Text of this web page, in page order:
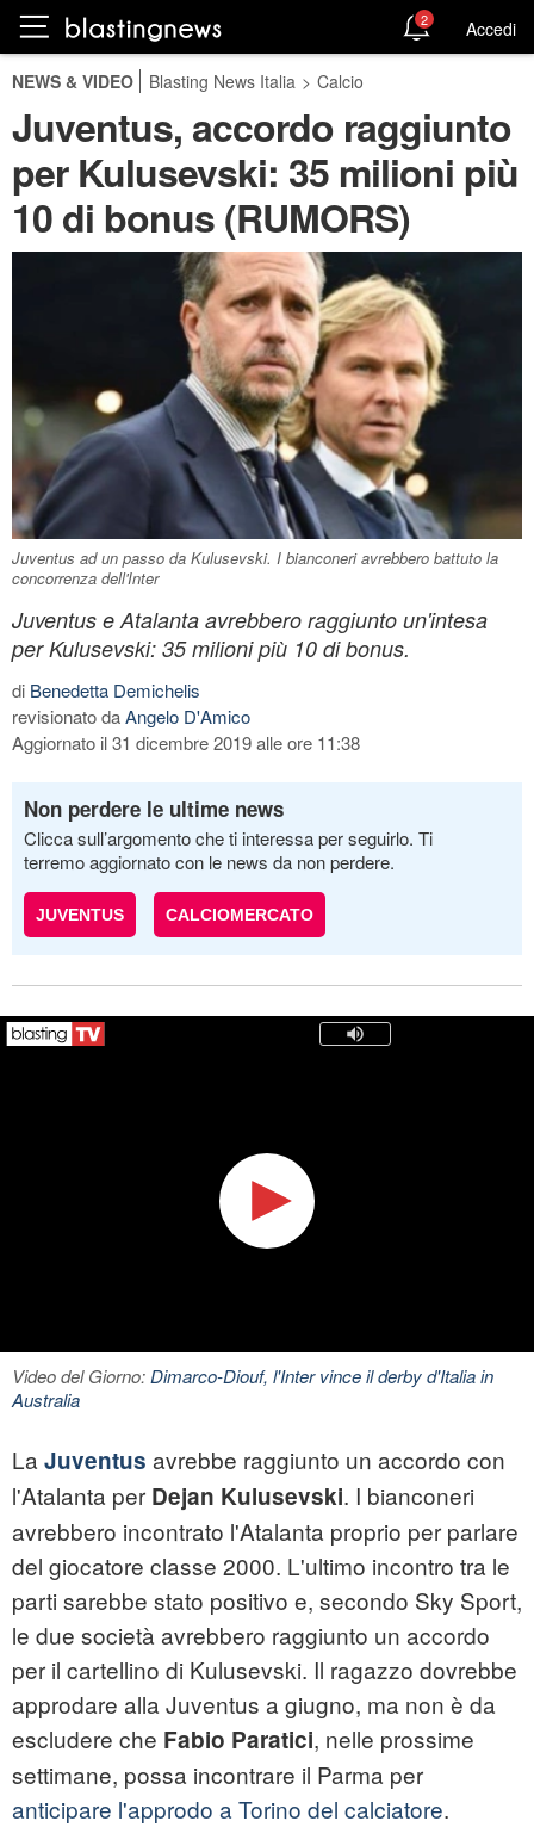
2 Accedi
NEWS & VIDEO Blasting News Italia > Calcio
Juventus, accordo raggiunto
per Kulusevski: 35 milioni più
10 di bonus (RUMORS)
Juventus ad un passo da Kulusevski. I bianconeri avrebbero battuto la
concorrenza dell'Inter
Juventus e Atalanta avrebbero raggiunto un'intesa
per Kulusevski: 35 milioni più 10 di bonus.
di Benedetta Demichelis
revisionato daAngelo D'Amico
Aggiornato il 31 dicembre 2019 alle ore 11:38
Non perdere le ultime news
Clicca sull’argomento che ti interessa per seguirlo. Ti
terremo aggiornato con le news da non perdere.
JUVENTUS CALCIOMERCATO
Video del Giorno:Dimarco-Diouf, l'Inter vince il derby d'Italia in
Australia
La Juventus avrebbe raggiunto un accordo con
l'Atalanta per Dejan Kulusevski. I bianconeri
avrebbero incontrato l'Atalanta proprio per parlare
del giocatore classe 2000. L'ultimo incontro tra le
parti sarebbe stato positivo e, secondo Sky Sport,
le due società avrebbero raggiunto un accordo
per il cartellino di Kulusevski. Il ragazzo dovrebbe
approdare alla Juventus a giugno, ma non è da
escludere che Fabio Paratici, nelle prossime
settimane, possa incontrare il Parma per
anticipare l'approdo a Torino del calciatore.